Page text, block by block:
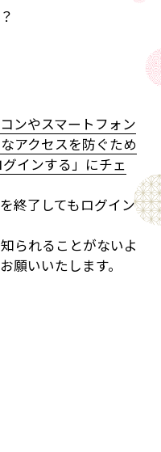
ンやスマートフォン
アクセスを防ぐため
インする」にチェ
終了してもログイン
られることがないよ
願いいたします。